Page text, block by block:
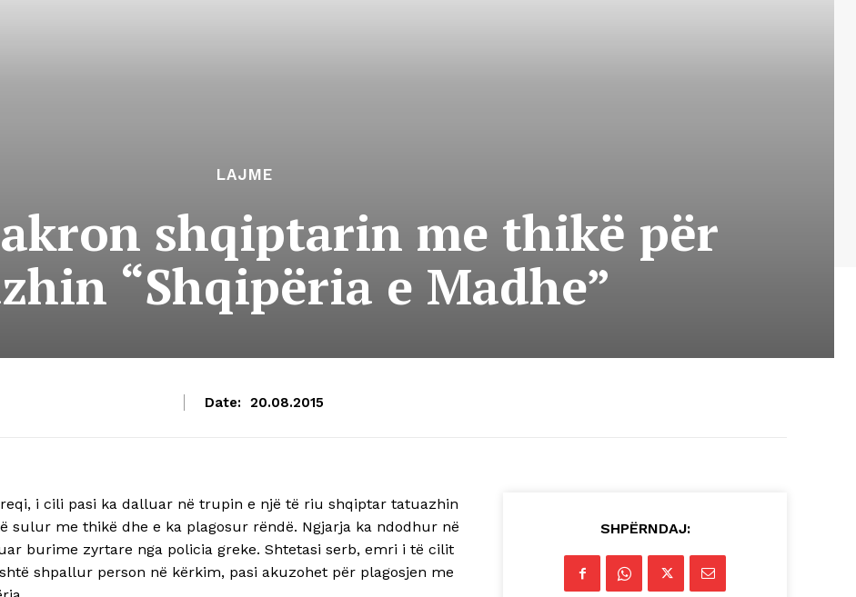
LAJME
shqiptarin me thikë për
“Shqipëria e Madhe”
Date: 20.08.2015
i cili pasi ka dalluar në trupin e një të riu shqiptar tatuazhin
sulur me thikë dhe e ka plagosur rëndë. Ngjarja ka ndodhur në
burime zyrtare nga policia greke. Shtetasi serb, emri i të cilit
shpallur person në kërkim, pasi akuzohet për plagosjen me
SHPËRNDAJ: